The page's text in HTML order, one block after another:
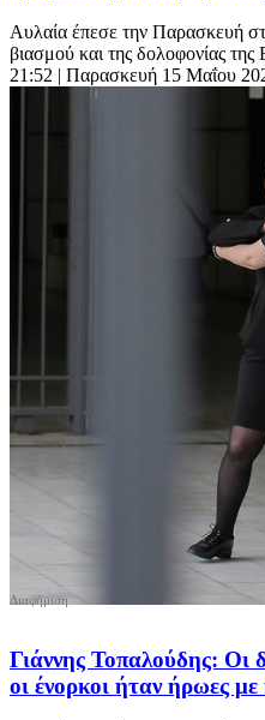
Αυλαία έπεσε την Παρασκευή
βιασμού και της δολοφονίας
21:52 | Παρασκευή 15 Μαΐου
Γιάννης Τοπαλούδης: Oι
οι ένορκοι ήταν ήρωες